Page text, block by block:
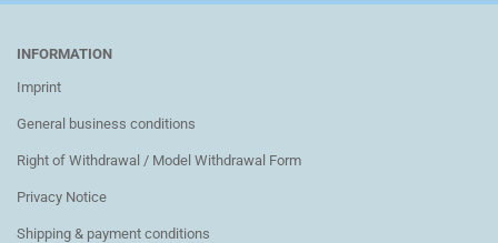
INFORMATION
Imprint
General business conditions
Right of Withdrawal / Model Withdrawal Form
Privacy Notice
Shipping & payment conditions